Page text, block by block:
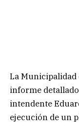
La
informe
intendente
ejecución de un